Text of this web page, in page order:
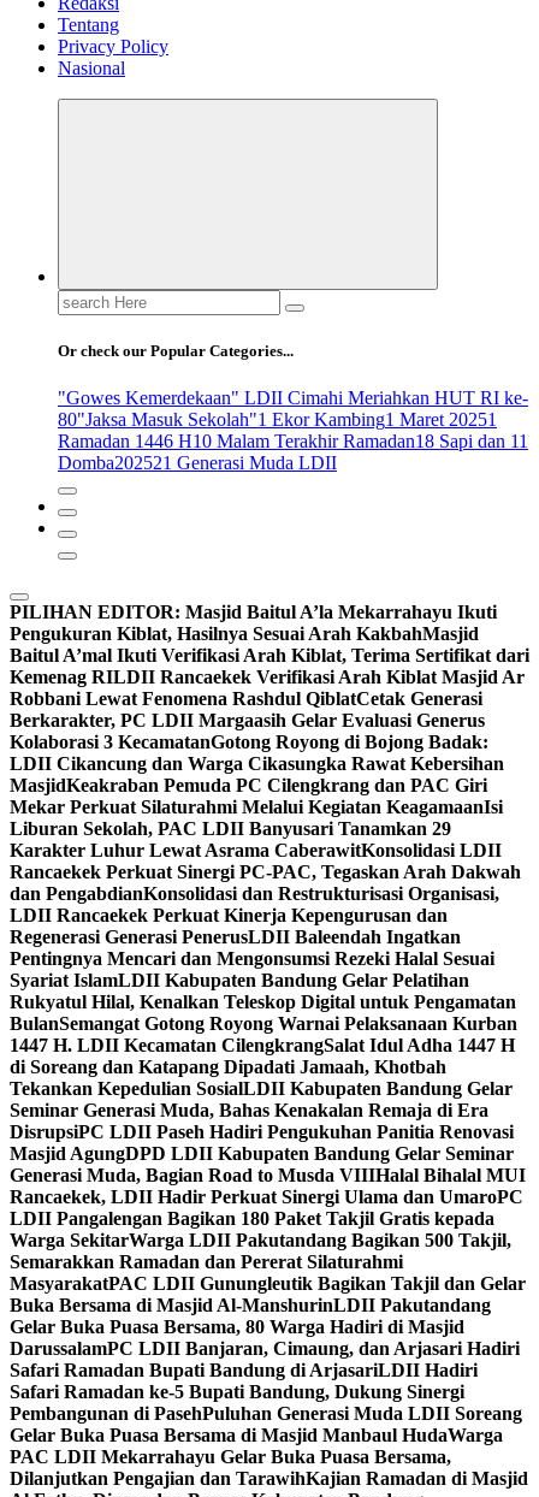
Tentang
Privacy Policy
Nasional
Search
for:
Or check our Popular Categories...
"Gowes Kemerdekaan" LDII Cimahi Meriahkan HUT RI ke-
80"Jaksa Masuk Sekolah"1 Ekor Kambing1 Maret 20251
Ramadan 1446 H10 Malam Terakhir Ramadan18 Sapi dan 11
Domba202521 Generasi Muda LDII
PILIHAN EDITOR: Masjid Baitul A’la Mekarrahayu Ikuti
Pengukuran Kiblat, Hasilnya Sesuai Arah KakbahMasjid
Baitul A’mal Ikuti Verifikasi Arah Kiblat, Terima Sertifikat dari
Kemenag RILDII Rancaekek Verifikasi Arah Kiblat Masjid Ar
Robbani Lewat Fenomena Rashdul QiblatCetak Generasi
Berkarakter, PC LDII Margaasih Gelar Evaluasi Generus
Kolaborasi 3 KecamatanGotong Royong di Bojong Badak:
LDII Cikancung dan Warga Cikasungka Rawat Kebersihan
MasjidKeakraban Pemuda PC Cilengkrang dan PAC Giri
Mekar Perkuat Silaturahmi Melalui Kegiatan KeagamaanIsi
Liburan Sekolah, PAC LDII Banyusari Tanamkan 29
Karakter Luhur Lewat Asrama CaberawitKonsolidasi LDII
Rancaekek Perkuat Sinergi PC-PAC, Tegaskan Arah Dakwah
dan PengabdianKonsolidasi dan Restrukturisasi Organisasi,
LDII Rancaekek Perkuat Kinerja Kepengurusan dan
Regenerasi Generasi PenerusLDII Baleendah Ingatkan
Pentingnya Mencari dan Mengonsumsi Rezeki Halal Sesuai
Syariat IslamLDII Kabupaten Bandung Gelar Pelatihan
Rukyatul Hilal, Kenalkan Teleskop Digital untuk Pengamatan
BulanSemangat Gotong Royong Warnai Pelaksanaan Kurban
1447 H. LDII Kecamatan CilengkrangSalat Idul Adha 1447 H
di Soreang dan Katapang Dipadati Jamaah, Khotbah
Tekankan Kepedulian SosialLDII Kabupaten Bandung Gelar
Seminar Generasi Muda, Bahas Kenakalan Remaja di Era
DisrupsiPC LDII Paseh Hadiri Pengukuhan Panitia Renovasi
Masjid AgungDPD LDII Kabupaten Bandung Gelar Seminar
Generasi Muda, Bagian Road to Musda VIIIHalal Bihalal MUI
Rancaekek, LDII Hadir Perkuat Sinergi Ulama dan UmaroPC
LDII Pangalengan Bagikan 180 Paket Takjil Gratis kepada
Warga SekitarWarga LDII Pakutandang Bagikan 500 Takjil,
Semarakkan Ramadan dan Pererat Silaturahmi
MasyarakatPAC LDII Gunungleutik Bagikan Takjil dan Gelar
Buka Bersama di Masjid Al-ManshurinLDII Pakutandang
Gelar Buka Puasa Bersama, 80 Warga Hadiri di Masjid
DarussalamPC LDII Banjaran, Cimaung, dan Arjasari Hadiri
Safari Ramadan Bupati Bandung di ArjasariLDII Hadiri
Safari Ramadan ke-5 Bupati Bandung, Dukung Sinergi
Pembangunan di PasehPuluhan Generasi Muda LDII Soreang
Gelar Buka Puasa Bersama di Masjid Manbaul HudaWarga
PAC LDII Mekarrahayu Gelar Buka Puasa Bersama,
Dilanjutkan Pengajian dan TarawihKajian Ramadan di Masjid